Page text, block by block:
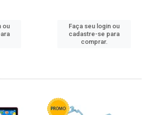
ou
Faça seu login ou
cadastre-se para
comprar.